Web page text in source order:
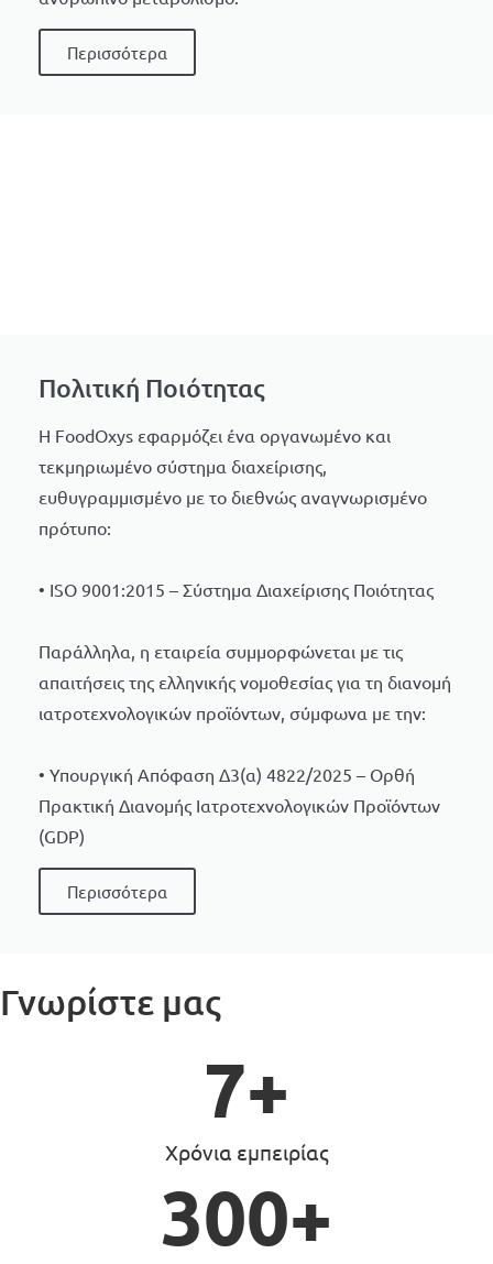
Περισσότερα
Πολιτική Ποιότητας
Η FoodOxys εφαρμόζει ένα οργανωμένο και
τεκμηριωμένο σύστημα διαχείρισης,
ευθυγραμμισμένο με το διεθνώς αναγνωρισμένο
πρότυπο:
• ISO 9001:2015 – Σύστημα Διαχείρισης Ποιότητας
Παράλληλα, η εταιρεία συμμορφώνεται με τις
απαιτήσεις της ελληνικής νομοθεσίας για τη διανομή
ιατροτεχνολογικών προϊόντων, σύμφωνα με την:
• Υπουργική Απόφαση Δ3(α) 4822/2025 – Ορθή
Πρακτική Διανομής Ιατροτεχνολογικών Προϊόντων
(GDP)
Περισσότερα
Γνωρίστε μας
Χρόνια εμπειρίας
7+
300+